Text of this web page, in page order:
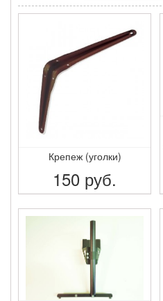
Крепеж (уголки)
150 руб.
ПОДРОБНЕЕ